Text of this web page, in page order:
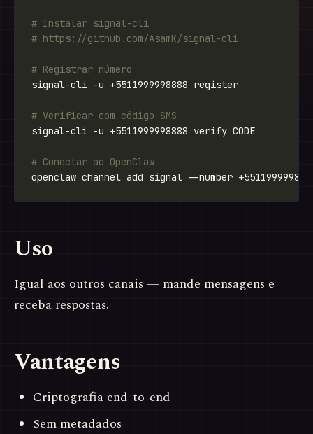
# Instalar signal-cli
# https://github.com/AsamK/signal-cli
# Registrar número
# Verificar com código SMS
# Conectar ao OpenClaw
Uso
Igual aos outros canais — mande mensagens e
receba respostas.
Vantagens
Criptografia end-to-end
Sem metadados